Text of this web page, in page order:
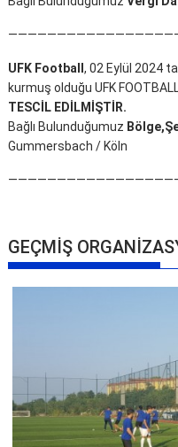
UFK Football, 02 Eylül 2024
kurmuş olduğu UFK
TESCİL EDİLMİŞTİR.
Bağlı Bulunduğumuz
Gummersbach / Köln
GEÇMİŞ